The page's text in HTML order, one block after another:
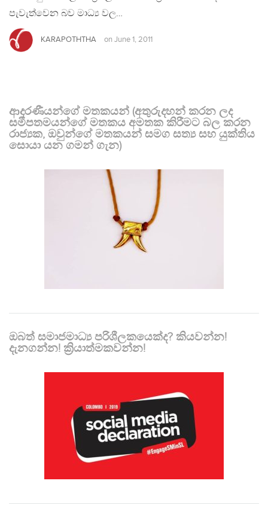
පැවැත්වෙන බව මාධ්‍ය වල…
KARAPOTHTHA on June 1, 2011
ආදරණීයන්ගේ මතකයන් (අතුරුදහන් කරන ලද
සමීපතමයන්ගේ මතකය අමතක කිරීමට බල කරන
රාජ්‍යක, ඔවුන්ගේ මතකයන් සමග සත්‍ය සහ යුක්තිය
සොයා යන ගමන් ගැන)
ඔබත් සමාජමාධ්‍ය පරිශීලකයෙක්ද? කියවන්න!
දැනගන්න! ක්‍රියාත්මකවන්න!